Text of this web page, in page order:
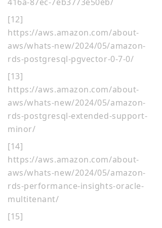
[12]
https://aws.amazon.com/about-
aws/whats-new/2024/05/amazon-
rds-postgresql-pgvector-0-7-0/
[13]
https://aws.amazon.com/about-
aws/whats-new/2024/05/amazon-
rds-postgresql-extended-support-
minor/
[14]
https://aws.amazon.com/about-
aws/whats-new/2024/05/amazon-
rds-performance-insights-oracle-
multitenant/
[15]